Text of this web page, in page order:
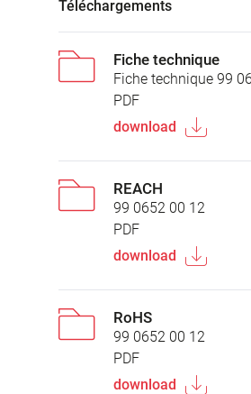
Téléchargements
Fiche technique
Fiche technique 99
PDF
download
REACH
99 0652 00 12
PDF
download
RoHS
99 0652 00 12
PDF
download